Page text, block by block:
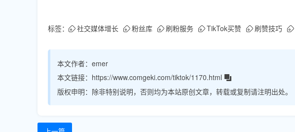
标签： 社交媒体增长 粉丝库 刷粉服务 TikTok买赞 刷赞技巧
本文作者： emer
本文链接： https://www.comgeki.com/tiktok/1170.html
版权申明： 除非特别说明，否则均为本站原创文章，转载或复制请注明出处。